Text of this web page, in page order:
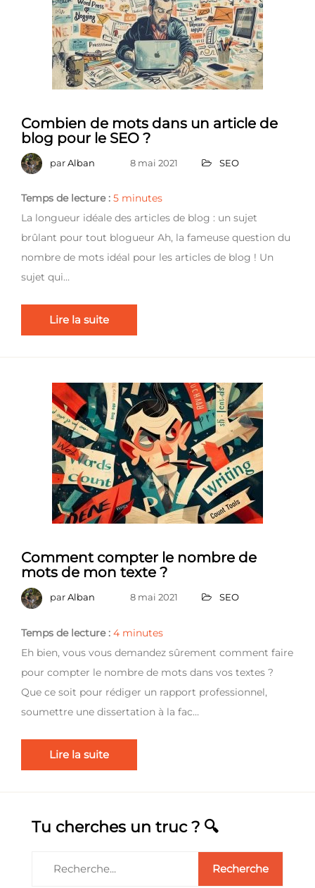
Combien de mots dans un article de
blog pour le SEO ?
parAlban 8 mai 2021 SEO
Temps de lecture : 5 minutes
La longueur idéale des articles de blog : un sujet
brûlant pour tout blogueur Ah, la fameuse question du
nombre de mots idéal pour les articles de blog ! Un
sujet qui…
Lire la suite
Comment compter le nombre de
mots de mon texte ?
parAlban 8 mai 2021 SEO
Temps de lecture : 4 minutes
Eh bien, vous vous demandez sûrement comment faire
pour compter le nombre de mots dans vos textes ?
Que ce soit pour rédiger un rapport professionnel,
soumettre une dissertation à la fac…
Lire la suite
Tu cherches un truc ? 🔍